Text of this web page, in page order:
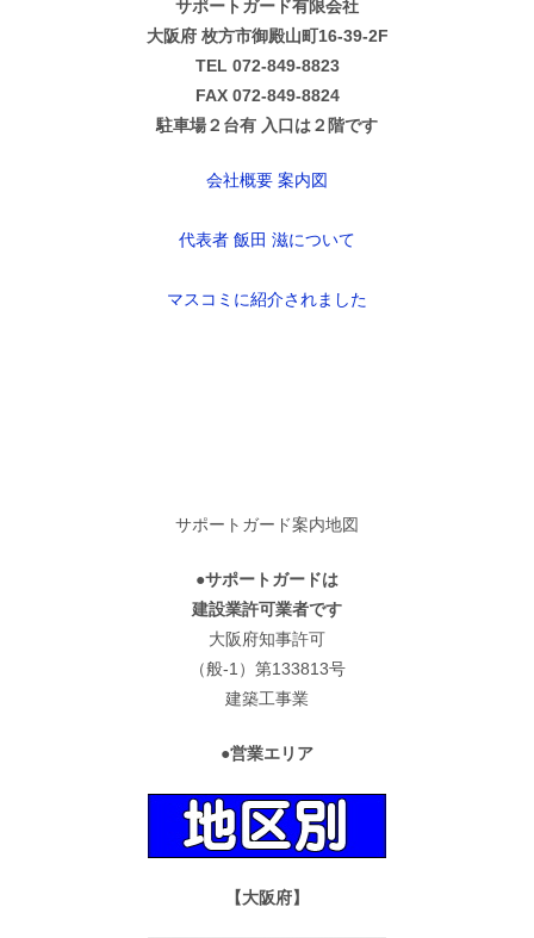
サポートガード有限会社
大阪府 枚方市御殿山町16-39-2F
TEL 072-849-8823
FAX 072-849-8824
駐車場２台有 入口は２階です
会社概要 案内図
代表者 飯田 滋について
マスコミに紹介されました
サポートガード案内地図
●サポートガードは
建設業許可業者です
大阪府知事許可
（般-1）第133813号
建築工事業
●営業エリア
【大阪府】